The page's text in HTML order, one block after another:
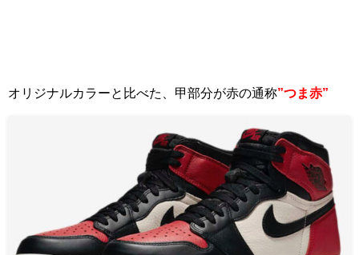
オリジナルカラーと比べた、甲部分が赤の通称”つま赤”